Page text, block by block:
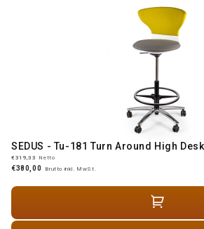
SEDUS - Tu-181 Turn Around High
€319,33 Netto
€380,00 Brutto inkl. MwSt.